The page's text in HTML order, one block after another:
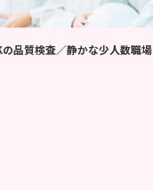
品質検査／静かな少人数職場